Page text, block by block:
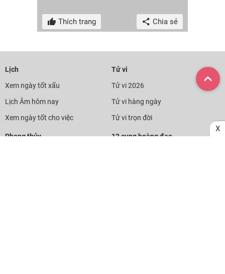
Thích trang Chia sẻ
Lịch
Xem ngày tốt xấu
Lịch Âm hôm nay
Xem ngày tốt cho việc
Tử vi
Tử vi 2026
Tử vi hàng ngày
Tử vi trọn đời
Phong thủy
12 cung hoàng đạo
X